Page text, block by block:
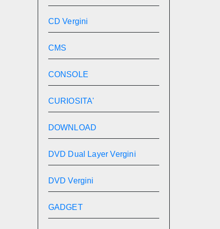
CD Vergini
CMS
CONSOLE
CURIOSITA'
DOWNLOAD
DVD Dual Layer Vergini
DVD Vergini
GADGET